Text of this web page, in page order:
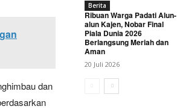
dan
Berita
Ribuan Warga Padati Alun-
alun Kajen, Nobar Final
Piala Dunia 2026
Berlangsung Meriah dan
Aman
20 Juli 2026